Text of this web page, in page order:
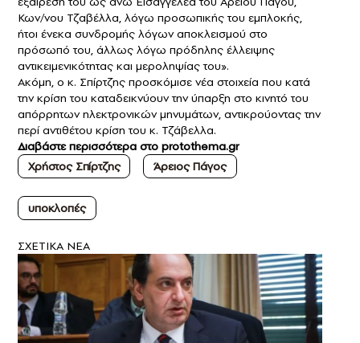
Κων/νου Τζαβέλλα, λόγω προσωπικής του εμπλοκής,
ήτοι ένεκα συνδρομής λόγων αποκλεισμού στο
πρόσωπό του, άλλως λόγω πρόδηλης έλλειψης
αντικειμενικότητας και μεροληψίας του».
Ακόμη, ο κ. Σπίρτζης προσκόμισε νέα στοιχεία που κατά
την κρίση του καταδεικνύουν την ύπαρξη στο κινητό του
απόρρητων ηλεκτρονικών μηνυμάτων, αντικρούοντας την
περί αντιθέτου κρίση του κ. Τζάβελλα.
Διαβάστε περισσότερα στο protothema.gr
Χρήστος Σπίρτζης
Άρειος Πάγος
υποκλοπές
ΣXETIKA NEA